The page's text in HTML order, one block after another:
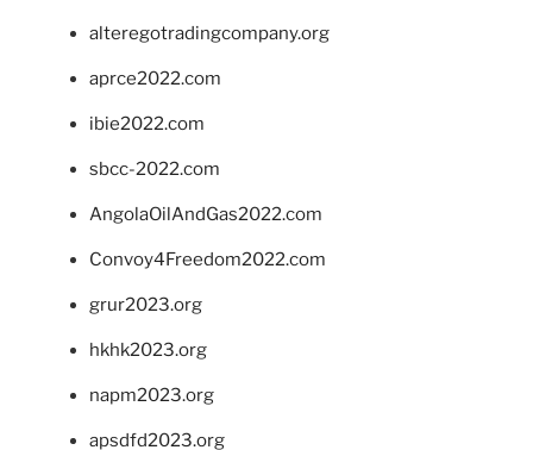
alteregotradingcompany.org
aprce2022.com
ibie2022.com
sbcc-2022.com
AngolaOilAndGas2022.com
Convoy4Freedom2022.com
grur2023.org
hkhk2023.org
napm2023.org
apsdfd2023.org